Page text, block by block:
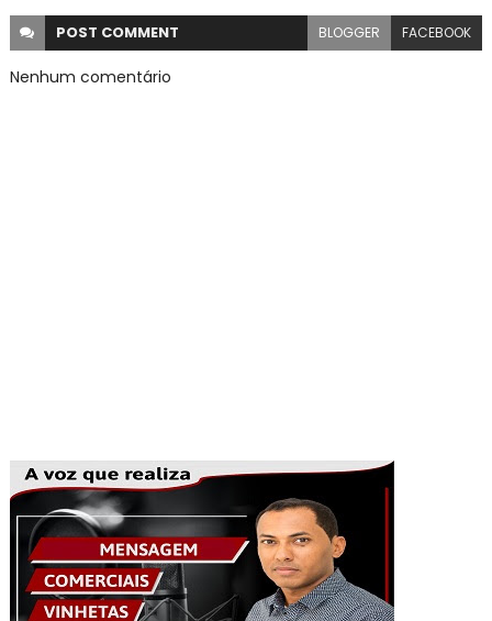
POST COMMENT BLOGGER FACEBOOK
Nenhum comentário